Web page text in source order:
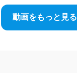
動画をもっと見る